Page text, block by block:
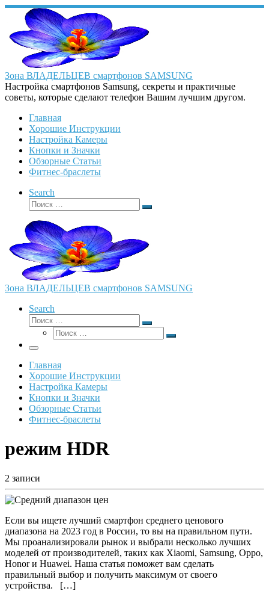
Перейти
содержимому
Зона ВЛАДЕЛЬЦЕВ смартфонов SAMSUNG
Настройка смартфонов Samsung, секреты и практичные
советы, которые сделают телефон Вашим лучшим другом.
Главная
Хорошие Инструкции
Настройка Камеры
Кнопки и Значки
Обзорные Статьи
Фитнес-браслеты
Search
Поиск
Поиск
Зона ВЛАДЕЛЬЦЕВ смартфонов SAMSUNG
Search
Поиск
Поиск
Поиск
Поиск
Меню
Главная
Хорошие Инструкции
Настройка Камеры
Кнопки и Значки
Обзорные Статьи
Фитнес-браслеты
режим HDR
2 записи
Если вы ищете лучший смартфон среднего ценового
диапазона на 2023 год в России, то вы на правильном пути.
Мы проанализировали рынок и выбрали несколько лучших
моделей от производителей, таких как Xiaomi, Samsung, Oppo,
Honor и Huawei. Наша статья поможет вам сделать
правильный выбор и получить максимум от своего
устройства. […]